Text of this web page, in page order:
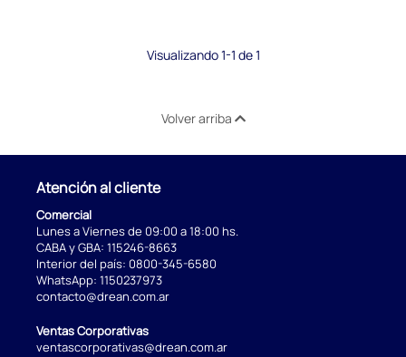
Visualizando 1-1 de 1
Volver arriba
Atención al cliente
Comercial
Lunes a Viernes de 09:00 a 18:00 hs.
CABA y GBA: 115246-8663
Interior del país: 0800-345-6580
WhatsApp: 1150237973
contacto@drean.com.ar
Ventas Corporativas
ventascorporativas@drean.com.ar